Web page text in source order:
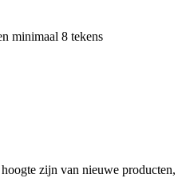
minimaal 8 tekens
zijn van nieuwe